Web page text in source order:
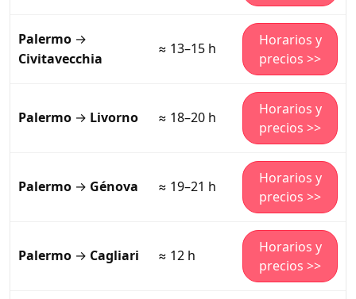
Palermo →
Civitavecchia
≈ 13–15 h
Horarios y
precios >>
Palermo → Livorno ≈ 18–20 h
Horarios y
precios >>
Palermo → Génova ≈ 19–21 h
Horarios y
precios >>
Palermo → Cagliari ≈ 12 h
Horarios y
precios >>